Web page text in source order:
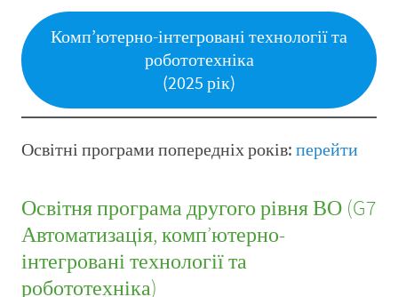
Комп’ютерно-інтегровані технології та
робототехніка
(2025 рік)
Освітні програми попередніх років: перейти
Освітня програма другого рівня ВО (G7
Автоматизація, комп’ютерно-
інтегровані технології та
робототехніка)